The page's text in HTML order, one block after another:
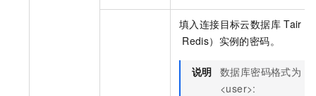
填入连接目标云数据库 Tair（
Redis） 实例的密码。
说明 数据库密码格式为
<user>: